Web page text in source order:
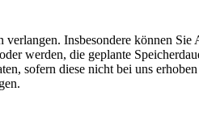
Insbesondere können
werden, die geplante
sofern diese nicht bei uns